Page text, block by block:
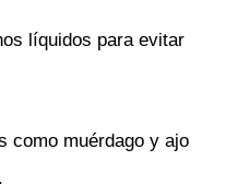
líquidos para evitar
como muérdago y ajo